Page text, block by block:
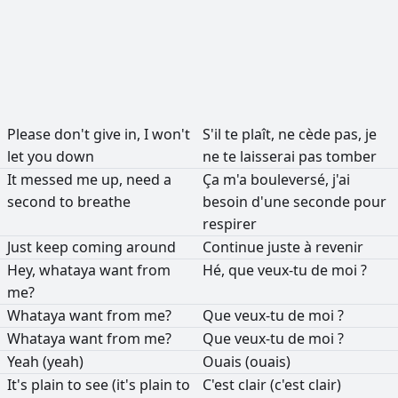
Pleasedon't give in, Iwon't
letyou down
S'il te plaît, ne cède pas, je
nete laisserai pas tomber
It messed me up, need a
second to breathe
Ça m'a bouleversé, j'ai
besoin d'uneseconde pour
respirer
Just keep coming around Continue justeà revenir
Hey, whataya wantfrom
me?
Hé, queveux-tu de moi ?
Whataya wantfrom me? Queveux-tu de moi ?
Whataya wantfrom me? Queveux-tu de moi ?
Yeah (yeah) Ouais (ouais)
It's plain to see(it's plain to
C'est clair(c'est clair)